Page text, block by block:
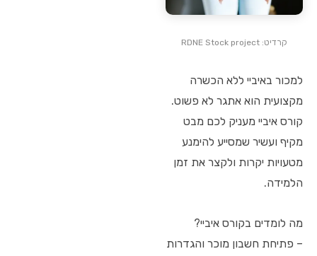
קרדיט: RDNE Stock project
למכור באיביי ללא הכשרה
מקצועית הוא אתגר לא פשוט.
קורס איביי מעניק לכם מבט
מקיף ועשיר שמסייע להימנע
מטעויות יקרות ולקצר את זמן
הלמידה.
מה לומדים בקורס איביי?
– פתיחת חשבון מוכר והגדרות